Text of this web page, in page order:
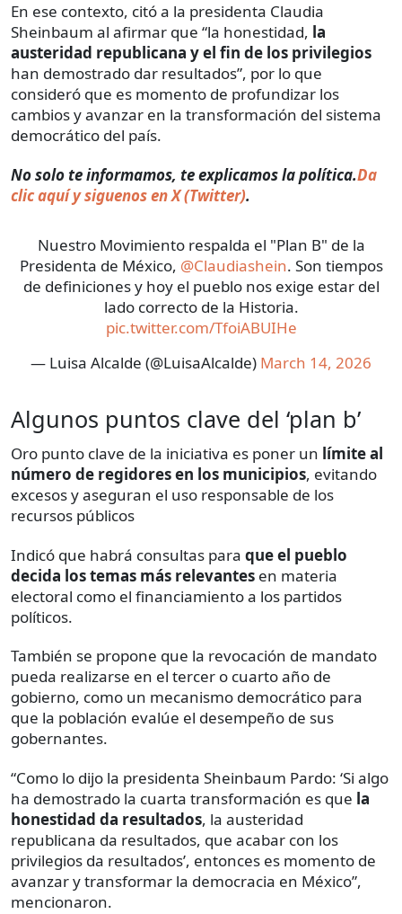
En ese contexto, citó a la presidenta Claudia
Sheinbaum al afirmar que “la honestidad, la
austeridad republicana y el fin de los privilegios
han demostrado dar resultados”, por lo que
consideró que es momento de profundizar los
cambios y avanzar en la transformación del sistema
democrático del país.
​​No solo te informamos, te explicamos la política.Da
clic aquí y siguenos en X (Twitter).
Nuestro Movimiento respalda el "Plan B" de la
Presidenta de México, @Claudiashein. Son tiempos
de definiciones y hoy el pueblo nos exige estar del
lado correcto de la Historia.
pic.twitter.com/TfoiABUIHe
— Luisa Alcalde (@LuisaAlcalde) March 14, 2026
Algunos puntos clave del ‘plan b’
Oro punto clave de la iniciativa es poner un límite al
número de regidores en los municipios, evitando
excesos y aseguran el uso responsable de los
recursos públicos
Indicó que habrá consultas para que el pueblo
decida los temas más relevantes en materia
electoral como el financiamiento a los partidos
políticos.
También se propone que la revocación de mandato
pueda realizarse en el tercer o cuarto año de
gobierno, como un mecanismo democrático para
que la población evalúe el desempeño de sus
gobernantes.
“Como lo dijo la presidenta Sheinbaum Pardo: ‘Si algo
ha demostrado la cuarta transformación es que la
honestidad da resultados, la austeridad
republicana da resultados, que acabar con los
privilegios da resultados’, entonces es momento de
avanzar y transformar la democracia en México”,
mencionaron.